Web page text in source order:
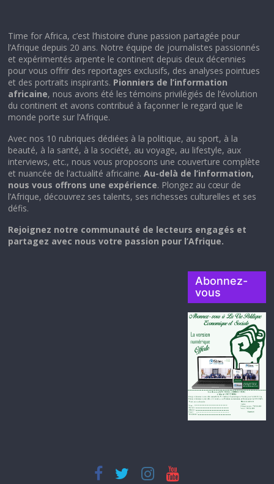
Time for Africa, c’est l’histoire d’une passion partagée pour
l’Afrique depuis 20 ans. Notre équipe de journalistes passionnés
et expérimentés arpente le continent depuis deux décennies
pour vous offrir des reportages exclusifs, des analyses pointues
et des portraits inspirants. Pionniers de l’information
africaine, nous avons été les témoins privilégiés de l’évolution
du continent et avons contribué à façonner le regard que le
monde porte sur l’Afrique.
Avec nos 10 rubriques dédiées à la politique, au sport, à la
beauté, à la santé, à la société, au voyage, au lifestyle, aux
interviews, etc., nous vous proposons une couverture complète
et nuancée de l’actualité africaine.Au-delà de l’information,
nous vous offrons une expérience. Plongez au cœur de
l’Afrique, découvrez ses talents, ses richesses culturelles et ses
défis.
Rejoignez notre communauté de lecteurs engagés et
partagez avec nous votre passion pour l’Afrique.
Abonnez-
vous